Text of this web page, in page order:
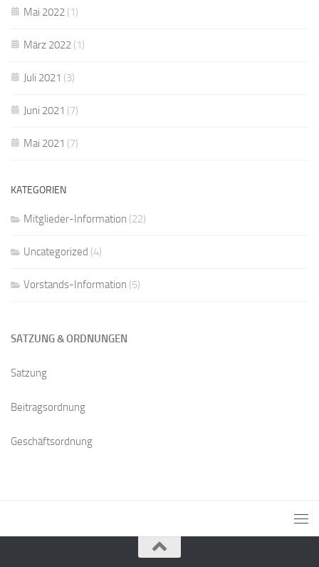
Mai 2022 (1)
März 2022 (1)
Juli 2021 (3)
Juni 2021 (7)
Mai 2021 (7)
KATEGORIEN
Mitglieder-Information (22)
Uncategorized (4)
Vorstands-Information (5)
SATZUNG & ORDNUNGEN
Satzung
Beitragsordnung
Geschäftsordnung